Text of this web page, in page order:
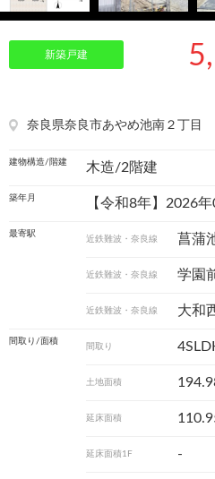
新築戸建
奈良県奈良市あやめ池南２丁目
建物構造/階建 木造/2階建
築年月 【令和8年】
最寄駅
近鉄難波・奈良線 菖蒲
近鉄難波・奈良線 学園
近鉄難波・奈良線 大和
間取り/面積
間取り
土地面積
延床面積
延床面積1F -